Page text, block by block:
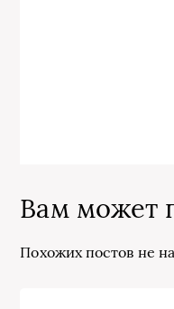
Вам может
Похожих постов не